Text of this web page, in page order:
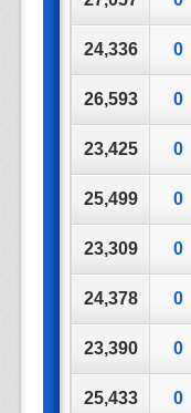
0
24,336
0
26,593
0
23,425
0
25,499
0
23,309
0
24,378
0
23,390
0
25,433